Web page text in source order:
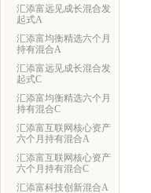
汇添富远见成长混合发
起式A
汇添富均衡精选六个月
持有混合A
汇添富远见成长混合发
起式C
汇添富均衡精选六个月
持有混合C
汇添富互联网核心资产
六个月持有混合A
汇添富互联网核心资产
六个月持有混合C
汇添富科技创新混合A